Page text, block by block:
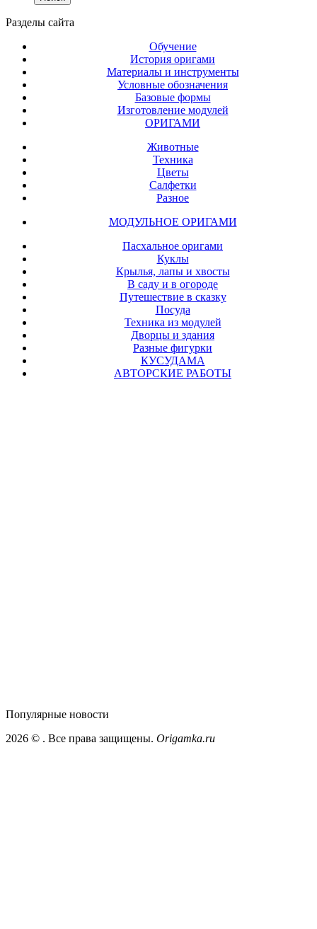
Разделы сайта
Обучение
История оригами
Материалы и инструменты
Условные обозначения
Базовые формы
Изготовление модулей
ОРИГАМИ
Животные
Техника
Цветы
Салфетки
Разное
МОДУЛЬНОЕ ОРИГАМИ
Пасхальное оригами
Куклы
Крылья, лапы и хвосты
В саду и в огороде
Путешествие в сказку
Посуда
Техника из модулей
Дворцы и здания
Разные фигурки
КУСУДАМА
АВТОРСКИЕ РАБОТЫ
Популярные новости
2026 © . Все права защищены. Origamka.ru